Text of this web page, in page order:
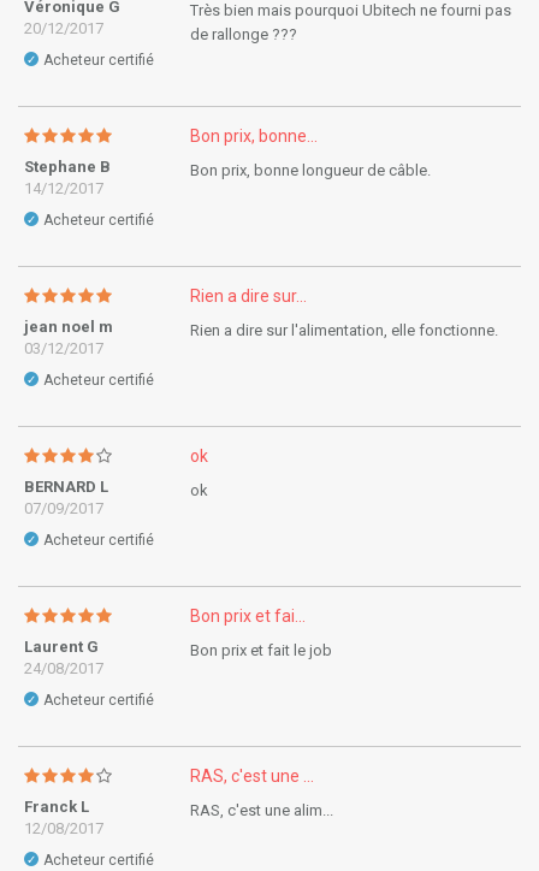
Véronique G
20/12/2017
✓ Acheteur certifié
Très bien mais pourquoi Ubitech ne fourni pas
de rallonge ???
Stephane B
14/12/2017
✓ Acheteur certifié
Bon prix, bonne...
Bon prix, bonne longueur de câble.
jean noel m
03/12/2017
✓ Acheteur certifié
Rien a dire sur...
Rien a dire sur l'alimentation, elle fonctionne.
BERNARD L
07/09/2017
✓ Acheteur certifié
ok
ok
Laurent G
24/08/2017
✓ Acheteur certifié
Bon prix et fai...
Bon prix et fait le job
Franck L
12/08/2017
✓ Acheteur certifié
RAS, c'est une ...
RAS, c'est une alim...